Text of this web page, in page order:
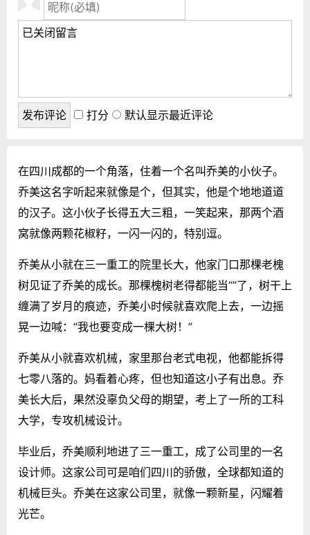
打分 默认显示最近评论
在四川成都的一个角落，住着一个名叫乔美的小伙子。
乔美这名字听起来就像是个，但其实，他是个地地道道
的汉子。这小伙子长得五大三粗，一笑起来，那两个酒
窝就像两颗花椒籽，一闪一闪的，特别逗。
乔美从小就在三一重工的院里长大，他家门口那棵老槐
树见证了乔美的成长。那棵槐树老得都能当“”了，树干上
缠满了岁月的痕迹，乔美小时候就喜欢爬上去，一边摇
晃一边喊：“我也要变成一棵大树！”
乔美从小就喜欢机械，家里那台老式电视，他都能拆得
七零八落的。妈看着心疼，但也知道这小子有出息。乔
美长大后，果然没辜负父母的期望，考上了一所的工科
大学，专攻机械设计。
毕业后，乔美顺利地进了三一重工，成了公司里的一名
设计师。这家公司可是咱们四川的骄傲，全球都知道的
机械巨头。乔美在这家公司里，就像一颗新星，闪耀着
光芒。